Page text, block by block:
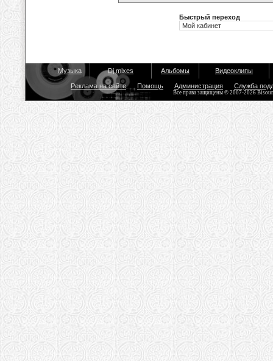
Быстрый переход
Музыка Dj mixes Альбомы Видеоклипы
Реклама на сайте Помощь Администрация Служба
Все права защищены © 2007-2026